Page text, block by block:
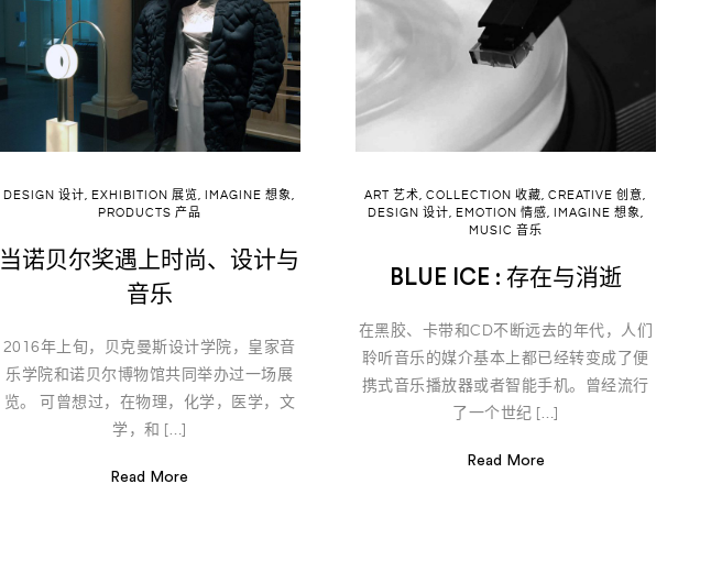
DESIGN 设计, EXHIBITION 展览, IMAGINE 想象,
PRODUCTS 产品
当诺贝尔奖遇上时尚、设计与
音乐
2016年上旬，贝克曼斯设计学院，皇家音
乐学院和诺贝尔博物馆共同举办过一场展
览。 可曾想过，在物理，化学，医学，文
学，和 […]
Read More
ART 艺术,COLLECTION 收藏,CREATIVE 创意,
DESIGN 设计, EMOTION 情感, IMAGINE 想象,
MUSIC 音乐
BLUE ICE : 存在与消逝
在黑胶、卡带和CD不断远去的年代，人们
聆听音乐的媒介基本上都已经转变成了便
携式音乐播放器或者智能手机。曾经流行
了一个世纪 […]
Read More